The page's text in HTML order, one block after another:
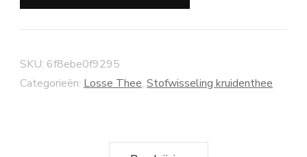
SKU: 6f8ebe0f9295
Categorieën: Losse Thee, Stofwisseling kruidenthee